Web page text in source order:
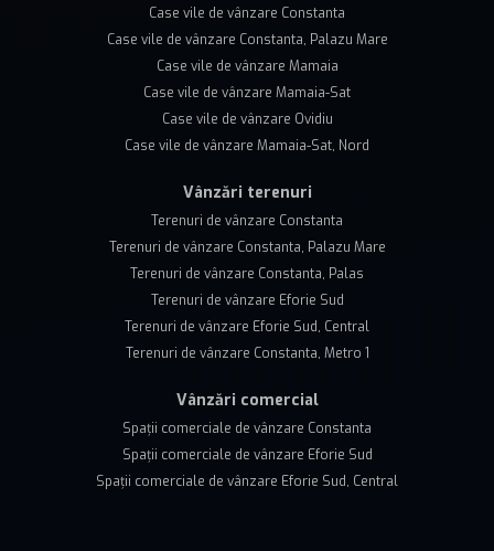
Case vile de vânzare Constanta
Case vile de vânzare Constanta, Palazu Mare
Case vile de vânzare Mamaia
Case vile de vânzare Mamaia-Sat
Case vile de vânzare Ovidiu
Case vile de vânzare Mamaia-Sat, Nord
Vânzări terenuri
Terenuri de vânzare Constanta
Terenuri de vânzare Constanta, Palazu Mare
Terenuri de vânzare Constanta, Palas
Terenuri de vânzare Eforie Sud
Terenuri de vânzare Eforie Sud, Central
Terenuri de vânzare Constanta, Metro 1
Vânzări comercial
Spații comerciale de vânzare Constanta
Spații comerciale de vânzare Eforie Sud
Spații comerciale de vânzare Eforie Sud, Central